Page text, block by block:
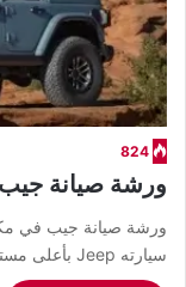
824
ورشة صيانة
ورشة صيانة جيب في
سيارته Jeep بأعلى مستويات الجودة والاحترافية لأنها…